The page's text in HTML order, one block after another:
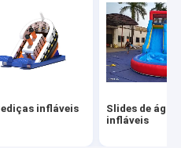
infláveis
Slides de água
infláveis